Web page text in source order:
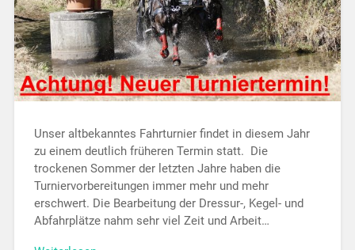
Unser altbekanntes Fahrturnier findet in diesem Jahr
zu einem deutlich früheren Termin statt. Die
trockenen Sommer der letzten Jahre haben die
Turniervorbereitungen immer mehr und mehr
erschwert. Die Bearbeitung der Dressur-, Kegel- und
Abfahrplätze nahm sehr viel Zeit und Arbeit…